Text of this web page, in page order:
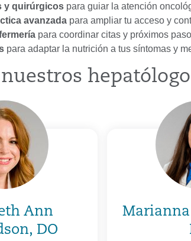
y quirúrgicos para guiar la atención
avanzada para ampliar tu acceso y
para coordinar citas y próximos
para adaptar la nutrición a tus síntomas y
nuestros
Ann
DO
Marianna